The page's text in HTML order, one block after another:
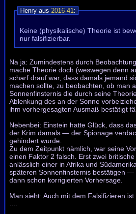
Henry aus 2016-41:
Keine (physikalische) Theorie ist
nur falsifizierbar.
Na ja: Zumindestens durch
mache Theorie doch (weswegen denn
scharf drauf war, dass damals jemand
machen sollte, zu beobachten, ob man
Sonnenfinsternis die durch seine
Ablenkung des an der Sonne
ihm vorhergesagten Ausmaß bestätigt
Nebenbei: Einstein hatte Glück, dass
der Krim damals — der Spionage
gehindert wurde.
Zu dem Zeitpunkt nämlich, war seine
einen Faktor 2 falsch. Erst zwei
anlässlich einer in Afrika und
späteren Sonnenfinsternis bestätigen —
dann schon korrigierten Vorhersage.
Man sieht: Auch mit dem Falsifizieren
....